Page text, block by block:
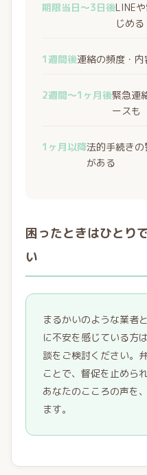
期限当日〜3日後LINE
じめる
1週間後連絡の頻度・
2週間〜1ヶ月後緊急連
ースも
1ヶ月以降法的手続き
がある
困ったときはひとり
い
まるかいのような業者
に不安を感じている方
談をご検討ください。
ことで、督促を止めら
あなたのこころの声を
ます。